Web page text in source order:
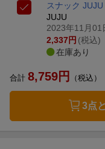
スナック
JUJU
2023年11月01
2,337 円 (税込)
在庫あり
合計 8,759円 （税込）
3点